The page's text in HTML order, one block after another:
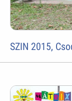
SZIN 2015,